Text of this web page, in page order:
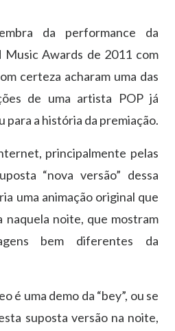
da performance da
Music Awards de 2011 com
certeza acharam uma das
de uma artista POP já
a história da premiação.
principalmente pelas
“nova versão” dessa
uma animação original que
naquela noite, que mostram
bem diferentes da
é uma demo da “bey”, ou se
suposta versão na noite,